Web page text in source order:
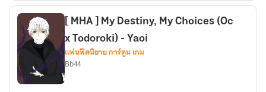
ง่าย
เลย
[ MHA ] My Destiny, My Choices (Oc
x Todoroki) - Yaoi
แฟนฟิคนิยาย การ์ตูน เกม
Bb44